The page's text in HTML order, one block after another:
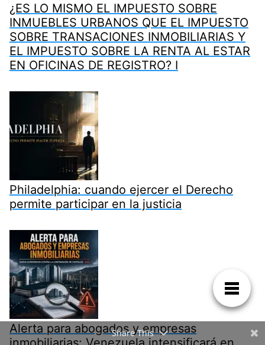
¿ES LO MISMO EL IMPUESTO SOBRE
INMUEBLES URBANOS QUE EL IMPUESTO
SOBRE TRANSACIONES INMOBILIARIAS Y
EL IMPUESTO SOBRE LA RENTA AL ESTAR
EN OFICINAS DE REGISTRO? I
Philadelphia: cuando ejercer el Derecho
permite participar en la justicia
Alerta para abogados y empresas
Share This